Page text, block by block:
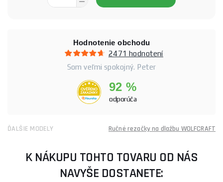
Hodnotenie obchodu
2471 hodnotení
Som veľmi spokojný. Peter
92 %
odporúča
ĎALŠIE MODELY Ručné rezačky na dlažbu WOLFCRAFT
K NÁKUPU TOHTO TOVARU OD NÁS
NAVYŠE DOSTANETE: